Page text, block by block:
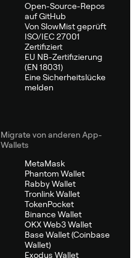
Open-Source-Repos
auf GitHub
Von SlowMist geprüft
ISO/IEC 27001
Zertifiziert
EU NB-Zertifizierung
(EN 18031)
Eine Sicherheitslücke
melden
Migrate von anderen App-
Wallets
MetaMask
Phantom Wallet
Rabby Wallet
Tronlink Wallet
TokenPocket
Binance Wallet
OKX Web3 Wallet
Base Wallet (Coinbase
Wallet)
Exodus Wallet